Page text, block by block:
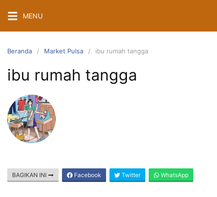
ke
konten
MENU
Beranda Market Pulsa ibu rumah tangga
ibu rumah tangga
BAGIKAN INI Facebook Twitter WhatsApp